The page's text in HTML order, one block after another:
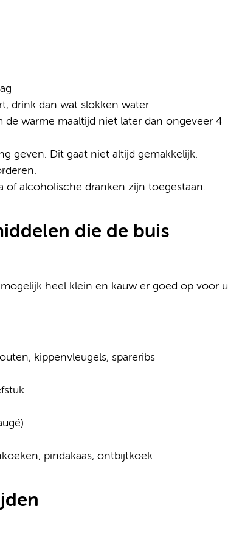
drink dan wat slokken water
de warme maaltijd niet later dan ongeveer 4
geven. Dit gaat niet altijd gemakkelijk.
of alcoholische dranken zijn toegestaan.
die de buis
heel klein en kauw er goed op voor u
kippenvleugels, spareribs
pindakaas, ontbijtkoek